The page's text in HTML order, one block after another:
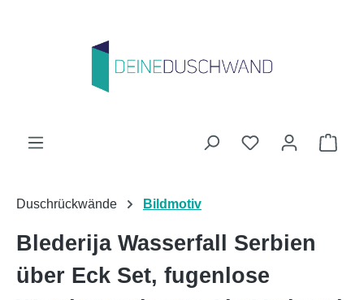
Du hast 0
Duschrückwände Bildmotiv
Blederija Wasserfall Serbien
über Eck Set, fugenlose